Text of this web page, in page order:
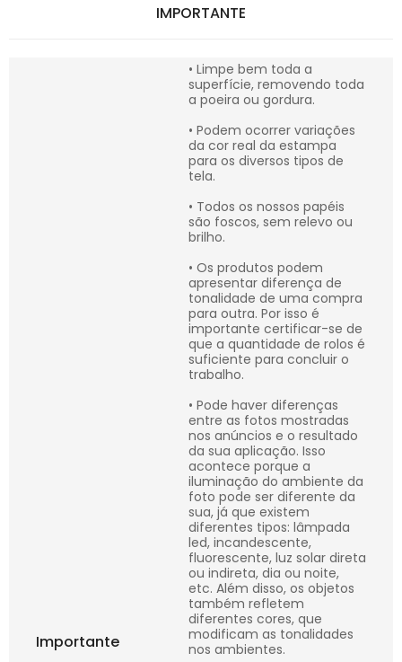
IMPORTANTE
Importante
• Limpe bem toda a
superfície, removendo toda
a poeira ou gordura.
• Podem ocorrer variações
da cor real da estampa
para os diversos tipos de
tela.
• Todos os nossos papéis
são foscos, sem relevo ou
brilho.
• Os produtos podem
apresentar diferença de
tonalidade de uma compra
para outra. Por isso é
importante certificar-se de
que a quantidade de rolos é
suficiente para concluir o
trabalho.
• Pode haver diferenças
entre as fotos mostradas
nos anúncios e o resultado
da sua aplicação. Isso
acontece porque a
iluminação do ambiente da
foto pode ser diferente da
sua, já que existem
diferentes tipos: lâmpada
led, incandescente,
fluorescente, luz solar direta
ou indireta, dia ou noite,
etc. Além disso, os objetos
também refletem
diferentes cores, que
modificam as tonalidades
nos ambientes.